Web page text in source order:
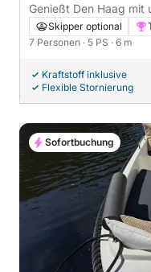
Genießt Den Haag mit
Personen!
Skipper optional
7 Personen · 5 PS · 6 m
Kraftstoff inklusive
Flexible Stornierung
Sofortbuchung